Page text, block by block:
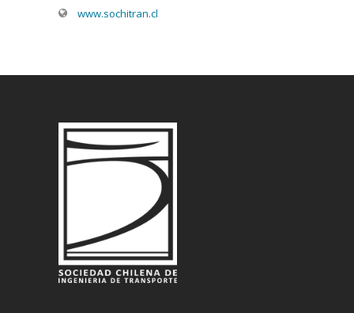
www.sochitran.cl